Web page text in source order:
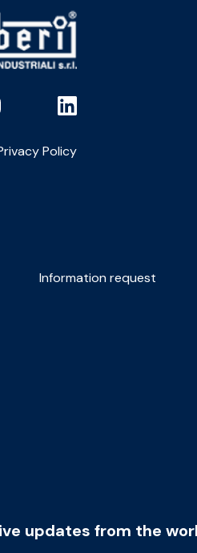
Policy
Information request
updates from the